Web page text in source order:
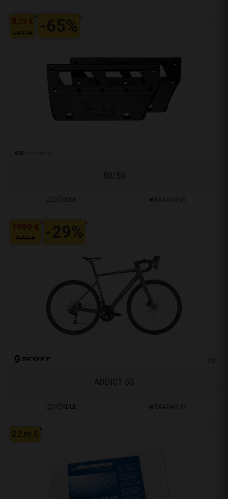
50/50
VÕRDLE SAADAVUS
8,73 €
24,93€ -65%
ADDICT 50
VÕRDLE SAADAVUS
1999 €
2799 € -29%
22,90 €